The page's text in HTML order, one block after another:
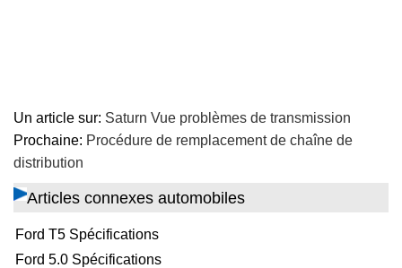
Un article sur: Saturn Vue problèmes de transmission
Prochaine: Procédure de remplacement de chaîne de
distribution
Articles connexes automobiles
Ford T5 Spécifications
Ford 5.0 Spécifications